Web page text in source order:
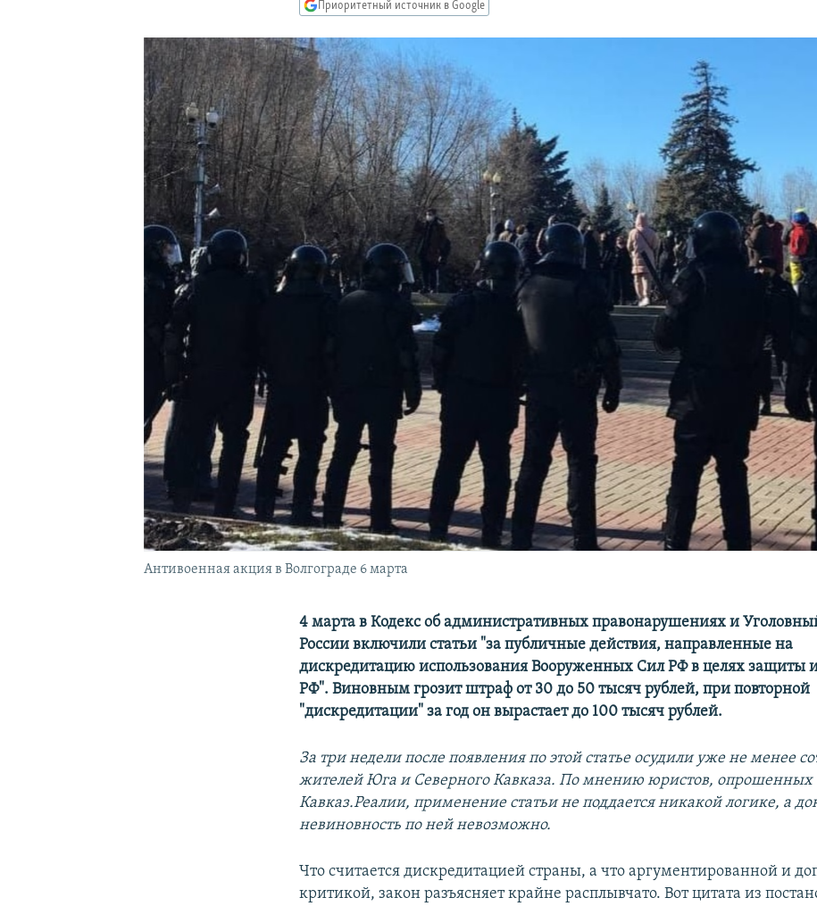
ПОДПИШИТЕСЬ НА РАССЫЛКУ
Приоритетный источник в Google
Антивоенная акция в Волгограде 6 марта
4 марта в Кодекс об административных правонарушениях и
России включили статьи "за публичные действия, направленные на
дискредитацию использования Вооруженных Сил РФ в целях защиты
РФ". Виновным грозит штраф от 30 до 50 тысяч рублей, при повторной
"дискредитации" за год он вырастает до 100 тысяч рублей.
За три недели после появления по этой статье осудили уже не менее
жителей Юга и Северного Кавказа. По мнению юристов, опрошенных
Кавказ.Реалии, применение статьи не поддается никакой логике, а
невиновность по ней невозможно.
Что считается дискредитацией страны, а что аргументированной и
критикой, закон разъясняет крайне расплывчато. Вот цитата из